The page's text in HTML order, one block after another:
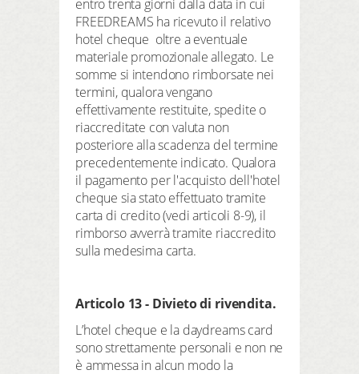
entro trenta giorni dalla data in cui
FREEDREAMS ha ricevuto il relativo
hotel cheque oltre a eventuale
materiale promozionale allegato. Le
somme si intendono rimborsate nei
termini, qualora vengano
effettivamente restituite, spedite o
riaccreditate con valuta non
posteriore alla scadenza del termine
precedentemente indicato. Qualora
il pagamento per l'acquisto dell'hotel
cheque sia stato effettuato tramite
carta di credito (vedi articoli 8-9), il
rimborso avverrà tramite riaccredito
sulla medesima carta.
Articolo 13 - Divieto di rivendita.
L’hotel cheque e la daydreams card
sono strettamente personali e non ne
è ammessa in alcun modo la